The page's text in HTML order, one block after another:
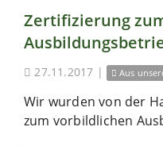
Zertifizierung
27.11.2017 | Aus
Wir wurden von der
zum vorbildlichen